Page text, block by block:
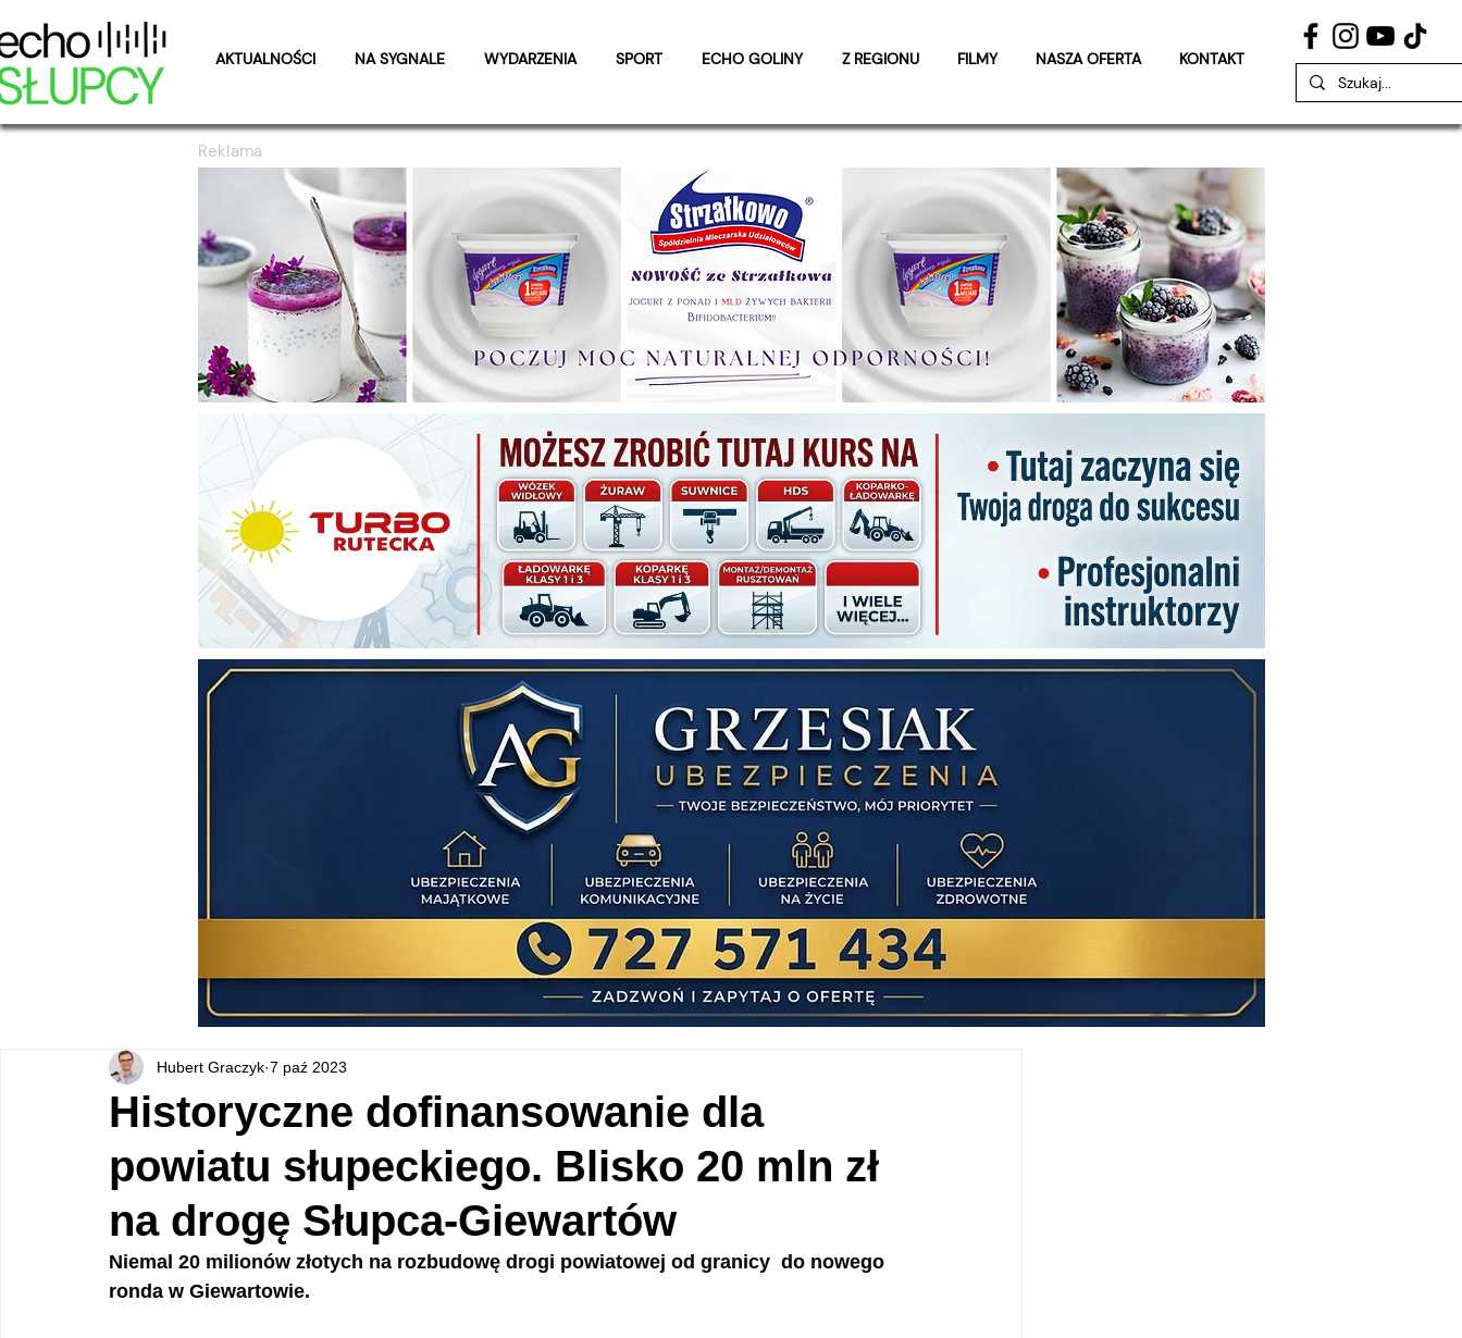
AKTUALNOŚCI NA SYGNALE WYDARZENIA SPORT ECHO GOLINY Z REGIONU FILMY NASZA OFERTA KONTAKT
Reklama
Historyczne dofinansowanie dla
powiatu słupeckiego. Blisko 20 mln zł
na drogę Słupca-Giewartów
Hubert Graczyk 7 paź 2023
Niemal 20 milionów złotych na rozbudowę drogi powiatowej od granicy  do nowego
ronda w Giewartowie.